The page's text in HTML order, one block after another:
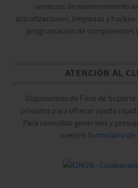
servicios de mantenimiento
actualizaciones, limpiezas y
programación de componentes
ATENCIÓN AL
Disponemos de Foro de Soporte
privados para ofrecer ayuda
Para consultas generales y
nuestro formulario de